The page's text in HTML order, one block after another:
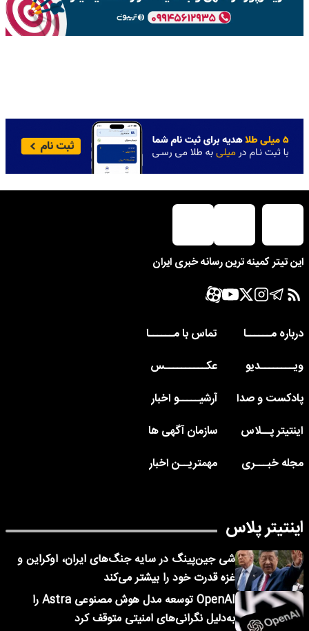
این تیتر کمینه ترین رسانه خبری ایران
درباره مــــــا
تماس با مــــــا
ویــــــــدیو
عکــــــــــس
پادکست و صدا
آرشیـــــو اخبار
اینتیتر پــلاس
سازمان آگهی ها
مجله خبـــری
مهمتریــن اخبار
اینتیتر پلاس
شی جین‌پینگ در سایه جنگ‌های ایران، اوکراین و
غزه قدرت خود را بیشتر می‌کند
OpenAI توسعه مدل هوش مصنوعی Astra را
به‌دلیل نگرانی‌های امنیتی متوقف کرد